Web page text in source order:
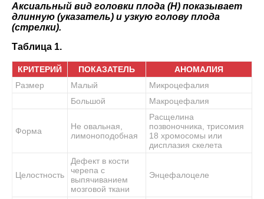
Аксиальный вид головки плода (H) показывает
длинную (указатель) и узкую голову плода
(стрелки).
Таблица 1.
КРИТЕРИЙ ПОКАЗАТЕЛЬ
АНОМАЛИЯ
Размер
Малый
Микроцефалия
Большой
Макроцефалия
Форма
Не овальная,
лимоноподобная
Расщелина
позвоночника, трисомия
18 хромосомы или
дисплазия скелета
Целостность
Дефект в кости
черепа с
выпячиванием
мозговой ткани
Энцефалоцеле